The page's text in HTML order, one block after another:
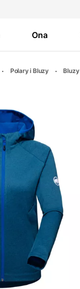
Ona
Polary i Bluzy Bluzy